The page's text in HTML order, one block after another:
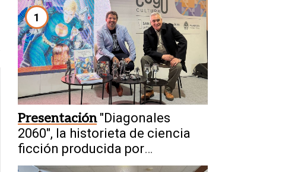
1
Presentación "Diagonales
2060", la historieta de ciencia
ficción producida por
sanjuaninos sale a la luz